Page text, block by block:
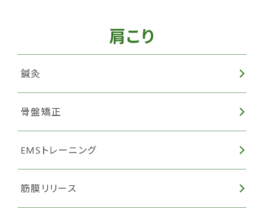
肩こり
鍼灸
骨盤矯正
EMSトレーニング
筋膜リリース